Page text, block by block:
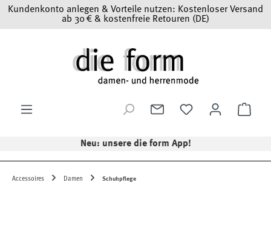
Zum Hauptinhalt springen
Kundenkonto anlegen & Vorteile nutzen: Kostenloser Versand
ab 30 € & kostenfreie Retouren (DE)
Neu: unsere die form App!
Accessoires Damen Schuhpflege